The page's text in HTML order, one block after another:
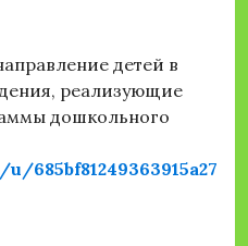
детей в
реализующие
дошкольного
685bf81249363915a27